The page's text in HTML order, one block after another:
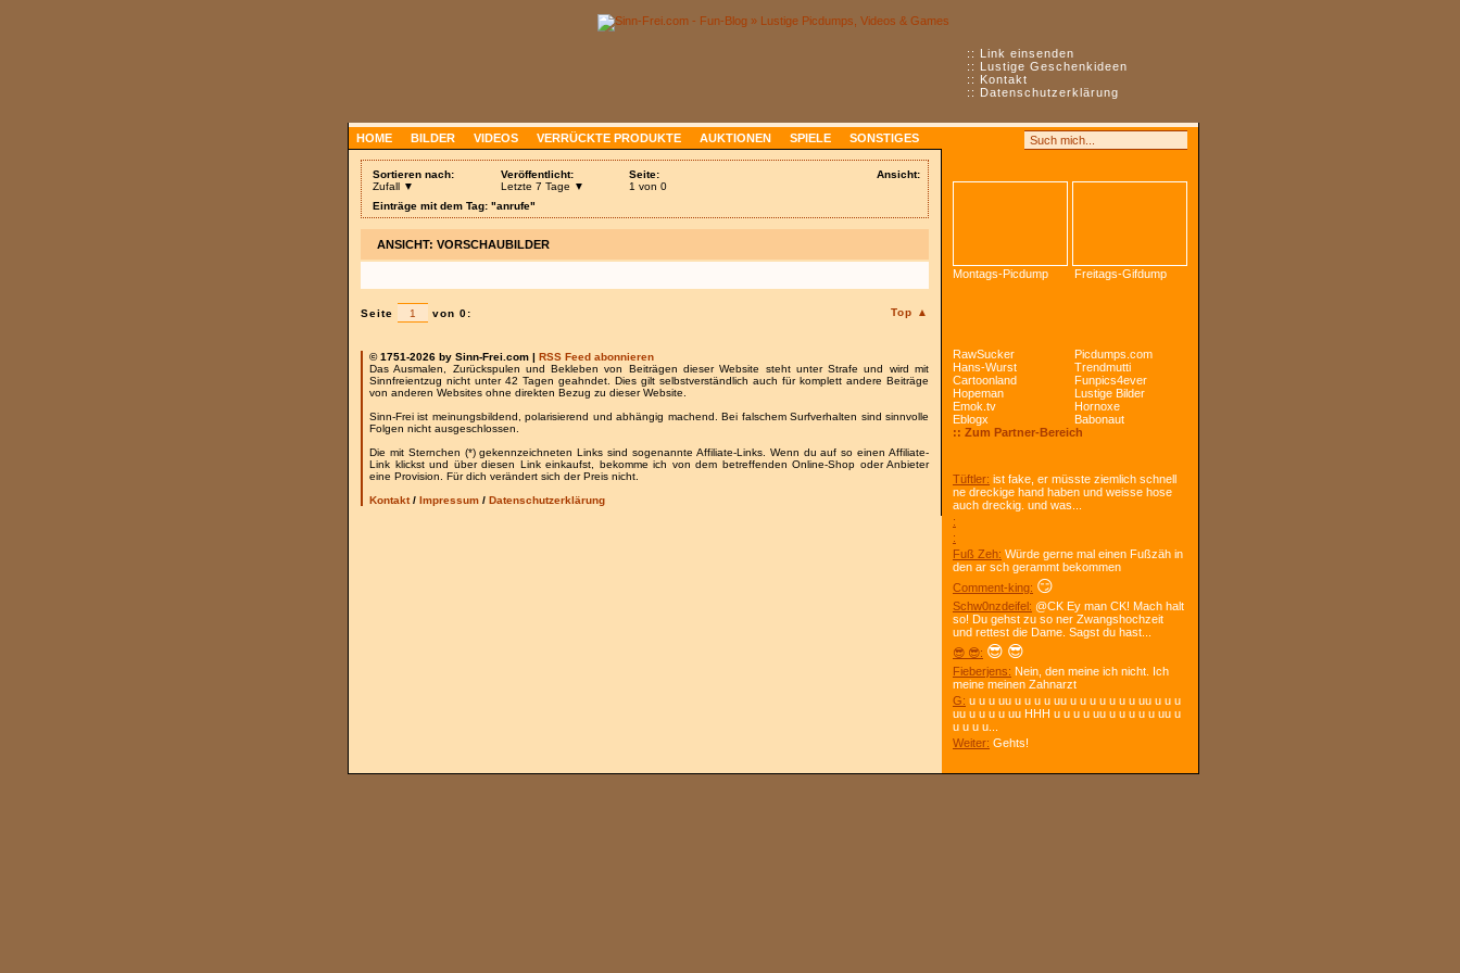
:: Link einsenden
:: Lustige Geschenkideen
:: Kontakt
:: Datenschutzerklärung
HOME BILDER VIDEOS VERRÜCKTE PRODUKTE AUKTIONEN SPIELE SONSTIGES
Ansicht:
Sortieren nach:
Zufall ▼
Veröffentlicht:
Letzte 7 Tage ▼
Seite:
1 von 0
Einträge mit dem Tag: "anrufe"
ANSICHT: VORSCHAUBILDER
Top ▲
Seite von 0:
© 1751-2026 by Sinn-Frei.com | RSS Feed abonnieren
Das Ausmalen, Zurückspulen und Bekleben von Beiträgen dieser Website steht unter Strafe und wird mit
Sinnfreientzug nicht unter 42 Tagen geahndet. Dies gilt selbstverständlich auch für komplett andere Beiträge
von anderen Websites ohne direkten Bezug zu dieser Website.
Sinn-Frei ist meinungsbildend, polarisierend und abhängig machend. Bei falschem Surfverhalten sind sinnvolle
Folgen nicht ausgeschlossen.
Die mit Sternchen (*) gekennzeichneten Links sind sogenannte Affiliate-Links. Wenn du auf so einen Affiliate-
Link klickst und über diesen Link einkaufst, bekomme ich von dem betreffenden Online-Shop oder Anbieter
eine Provision. Für dich verändert sich der Preis nicht.
Kontakt/ Impressum / Datenschutzerklärung
Montags-Picdump Freitags-Gifdump
RawSucker
Picdumps.com
Hans-Wurst
Trendmutti
Cartoonland
Funpics4ever
Hopeman
Lustige Bilder
Emok.tv
Hornoxe
Eblogx
Babonaut
:: Zum Partner-Bereich
Tüftler: ist fake, er müsste ziemlich schnell
ne dreckige hand haben und weisse hose
auch dreckig. und was...
:
:
Fuß Zeh: Würde gerne mal einen Fußzäh in
den ar sch gerammt bekommen
Comment-king: 😏
Schw0nzdeifel: @CK Ey man CK! Mach halt
so! Du gehst zu so ner Zwangshochzeit
und rettest die Dame. Sagst du hast...
😎 😎: 😎 😎
Fieberjens: Nein, den meine ich nicht. Ich
meine meinen Zahnarzt
G: u u u uu u u u u uu u u u u u u u uu u u u
uu u u u u uu HHH u u u u uu u u u u u uu u
u u u u...
Weiter: Gehts!